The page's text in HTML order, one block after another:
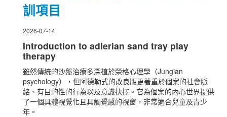
訓項目
2026-07-14
Introduction to adlerian sand tray play
therapy
雖然傳統的沙盤治療多深植於榮格心理學（Jungian
psychology），但阿德勒式的改良版更著重於個案的社會脈
絡、有目的性的行為以及意識抉擇。它為個案的內心世界提供
了一個具體視覺化且具觸覺感的視窗，非常適合兒童及青少
年。